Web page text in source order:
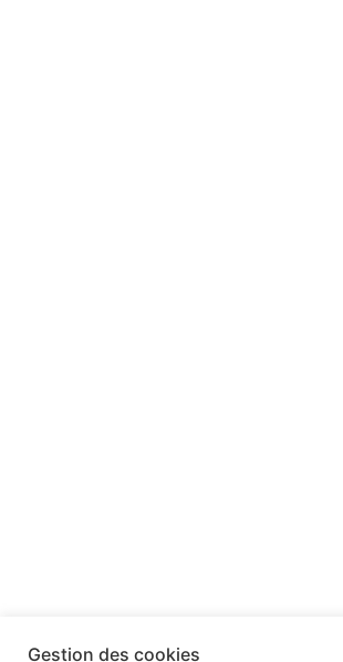
Gestion des cookies